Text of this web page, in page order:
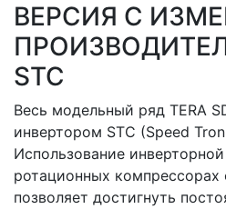
ВЕРСИЯ С
STC
Весь модельный ряд TERA
инвертором STC (Speed
Использование
ротационных компрессорах
позволяет достигнуть